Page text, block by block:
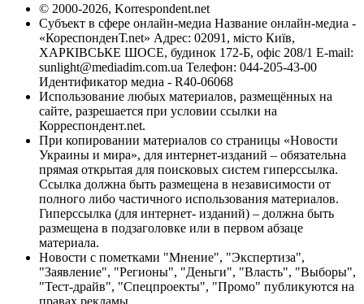
© 2000-2026, Korrespondent.net
Субъект в сфере онлайн-медиа Название онлайн-медиа -
«КореспонденТ.net» Адрес: 02091, місто Київ,
ХАРКІВСЬКЕ ШОСЕ, будинок 172-Б, офіс 208/1 E-mail:
sunlight@mediadim.com.ua Телефон: 044-205-43-00
Идентификатор медиа - R40-06068
Использование любых материалов, размещённых на
сайте, разрешается при условии ссылки на
Корреспондент.net.
При копировании материалов со страницы «Новости
Украины и мира», для интернет-изданий – обязательна
прямая открытая для поисковых систем гиперссылка.
Ссылка должна быть размещена в независимости от
полного либо частичного использования материалов.
Гиперссылка (для интернет- изданий) – должна быть
размещена в подзаголовке или в первом абзаце
материала.
Новости с пометками "Мнение", "Экспертиза",
"Заявление", "Регионы", "Деньги", "Власть", "Выборы",
"Тест-драйв", "Спецпроекты", "Промо" публикуются на
правах рекламы.